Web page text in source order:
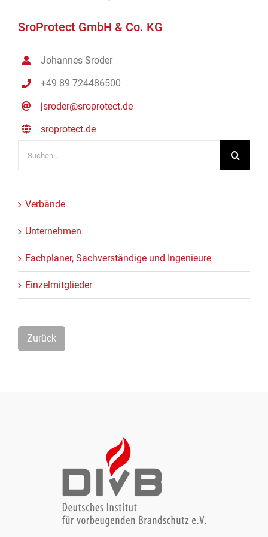
SroProtect GmbH & Co. KG
Johannes Sroder
+49 89 724486500
jsroder@sroprotect.de
sroprotect.de
nach:
Verbände
Unternehmen
Fachplaner, Sachverständige und Ingenieure
Einzelmitglieder
Zurück